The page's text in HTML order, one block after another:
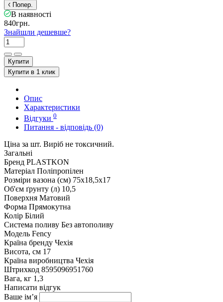
Попер.
В наявності
840грн.
Знайшли дешевше?
Купити
Купити в 1 клик
Опис
Характеристики
Відгуки 0
Питання - відповідь (0)
Ціна за шт. Виріб не токсичний.
Загальні
Бренд PLASTKON
Матеріал Поліпропілен
Розміри вазона (см) 75х18,5х17
Об'єм ґрунту (л) 10,5
Поверхня Матовий
Форма Прямокутна
Колір Білий
Система поливу Без автополиву
Модель Fency
Країна бренду Чехія
Висота, см 17
Країна виробництва Чехія
Штрихкод 8595096951760
Вага, кг 1,3
Написати відгук
Ваше ім’я